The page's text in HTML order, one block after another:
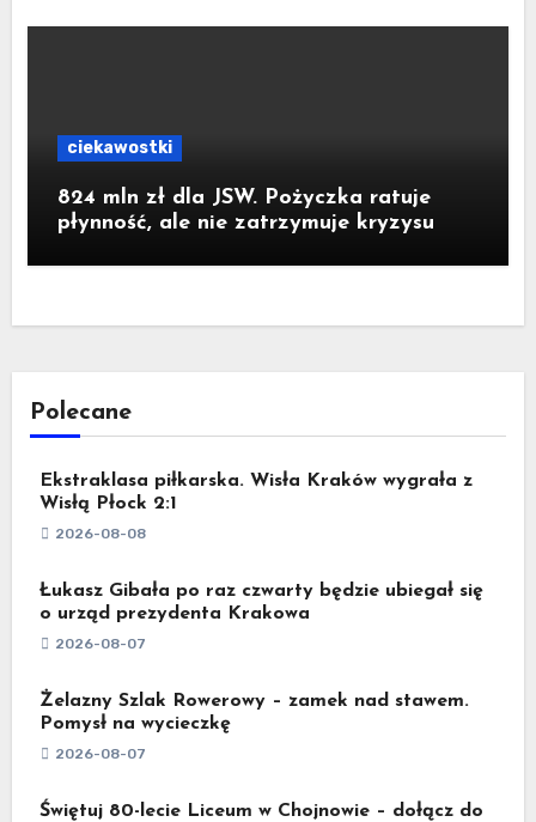
ciekawostki
824 mln zł dla JSW. Pożyczka ratuje
płynność, ale nie zatrzymuje kryzysu
Polecane
Ekstraklasa piłkarska. Wisła Kraków wygrała z
Wisłą Płock 2:1
2026-08-08
Łukasz Gibała po raz czwarty będzie ubiegał się
o urząd prezydenta Krakowa
2026-08-07
Żelazny Szlak Rowerowy – zamek nad stawem.
Pomysł na wycieczkę
2026-08-07
Świętuj 80-lecie Liceum w Chojnowie – dołącz do